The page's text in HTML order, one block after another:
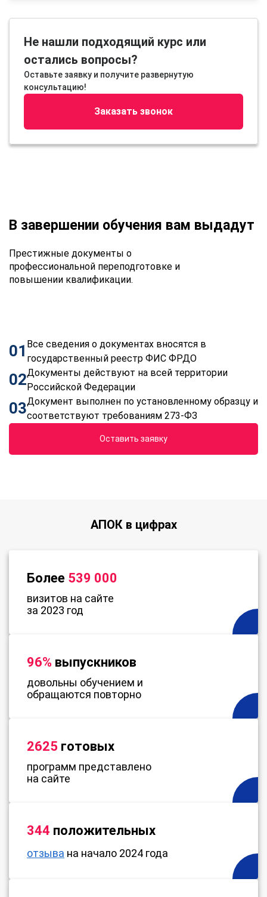
Не нашли подходящий курс или
остались вопросы?
Оставьте заявку и получите развернутую
консультацию!
Заказать звонок
В завершении обучения вам выдадут
Престижные документы о
профессиональной переподготовке и
повышении квалификации.
01 Все сведения о документах вносятся в
государственный реестр ФИС ФРДО
02Документы действуют на всей территории
Российской Федерации
03Документ выполнен по установленному образцу и
соответствуют требованиям 273-ФЗ
Оставить заявку
АПОК в цифрах
Более 539 000
визитов на сайте
за 2023 год
96% выпускников
довольны обучением и
обращаются повторно
2625 готовых
программ представлено
на сайте
344 положительных
отзыва на начало 2024 года